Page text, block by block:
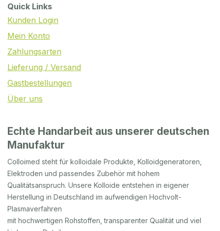
Quick Links
Kunden Login
Mein Konto
Zahlungsarten
Lieferung / Versand
Gastbestellungen
Über uns
Echte Handarbeit aus unserer deutschen
Manufaktur
Colloimed steht für kolloidale Produkte, Kolloidgeneratoren,
Elektroden und passendes Zubehör mit hohem
Qualitätsanspruch. Unsere Kolloide entstehen in eigener
Herstellung in Deutschland im aufwendigen Hochvolt-
Plasmaverfahren
mit hochwertigen Rohstoffen, transparenter Qualität und viel